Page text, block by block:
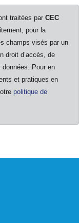
traitées par CEC
pour la
champs visés par un
droit d’accès, de
données. Pour en
et pratiques en
politique de